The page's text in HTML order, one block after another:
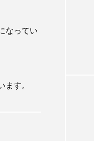
なってい
す。